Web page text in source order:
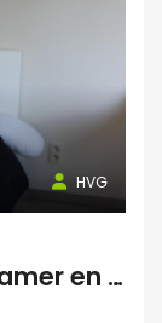
HVG
Kamer met gedeelde badkamer en keuken